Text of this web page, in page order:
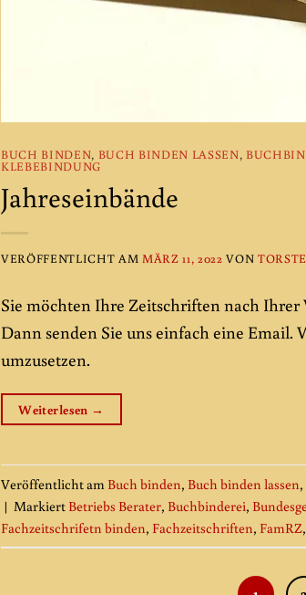
BUCH BINDEN, BUCH BINDEN LASSEN,
KLEBEBINDUNG
Jahreseinbände
VERÖFFENTLICHT AM MÄRZ 11, 2022 VON
Sie möchten Ihre Zeitschriften nach Ihrer
Dann senden Sie uns einfach eine
umzusetzen.
Weiterlesen →
Veröffentlicht am Buch binden, Buch binden lassen,
| Markiert Betriebs Berater, Buchbinderei,
Fachzeitschrifetn binden, Fachzeitschriften, FamRZ,